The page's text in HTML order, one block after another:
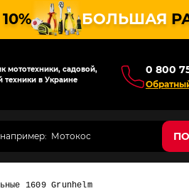
БОЛЬШАЯ
мототехники, садовой,
техники в Украине
0 800
1609 Grunhelm